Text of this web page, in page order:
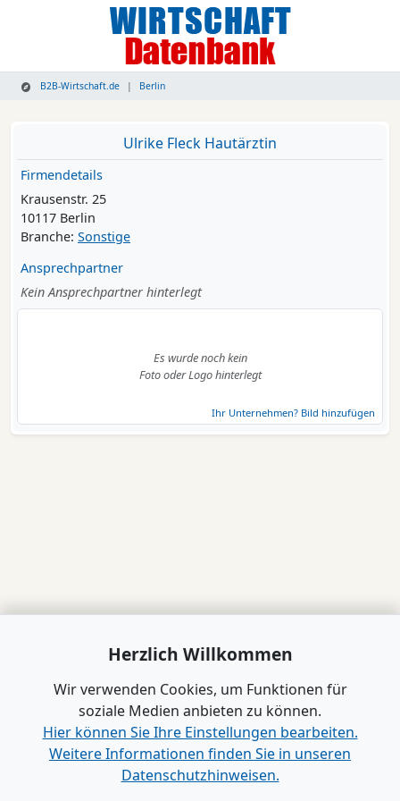
B2B-Wirtschaft.de Berlin
Ulrike Fleck Hautärztin
Firmendetails
Krausenstr. 25
10117 Berlin
Branche: Sonstige
Ansprechpartner
Kein Ansprechpartner hinterlegt
Es wurde noch kein
Foto oder Logo hinterlegt
Ihr Unternehmen? Bild hinzufügen
Herzlich Willkommen
Wir verwenden Cookies, um Funktionen für
soziale Medien anbieten zu können.
Hier können Sie Ihre Einstellungen bearbeiten.
Weitere Informationen finden Sie in unseren
Datenschutzhinweisen.